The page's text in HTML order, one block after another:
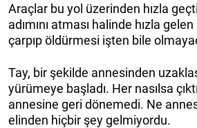
Araçlar bu yol üzerinden hızla
adımını atması halinde hızla
çarpıp öldürmesi işten bile
Tay, bir şekilde annesinden
yürümeye başladı. Her nasılsa
annesine geri dönemedi. Ne
elinden hiçbir şey gelmiyordu.